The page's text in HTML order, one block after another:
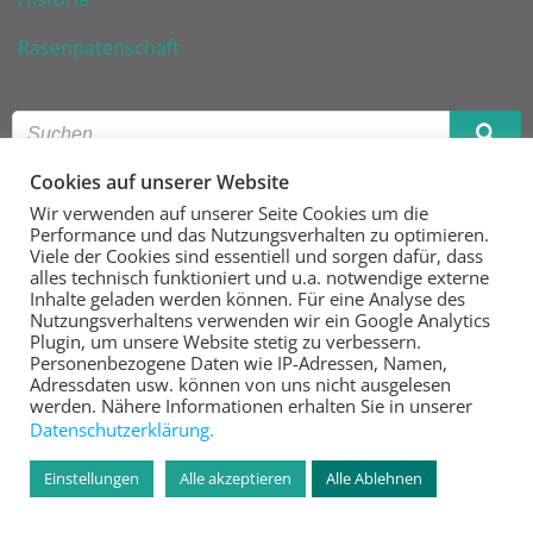
Rasenpatenschaft
VfR Wiesbaden 1926 e. V.
Fußball | Handball | Tennis | Kegeln | Tischtennis
Steinberger Straße 16
65187 Wiesbaden
www.vfr-wiesbaden.de
Cookies auf unserer Website
Wir verwenden auf unserer Seite Cookies um die
Performance und das Nutzungsverhalten zu optimieren.
Viele der Cookies sind essentiell und sorgen dafür, dass
alles technisch funktioniert und u.a. notwendige externe
Inhalte geladen werden können. Für eine Analyse des
Nutzungsverhaltens verwenden wir ein Google Analytics
Plugin, um unsere Website stetig zu verbessern.
Personenbezogene Daten wie IP-Adressen, Namen,
Adressdaten usw. können von uns nicht ausgelesen
werden. Nähere Informationen erhalten Sie in unserer
Datenschutzerklärung.
Einstellungen Alle akzeptieren Alle Ablehnen